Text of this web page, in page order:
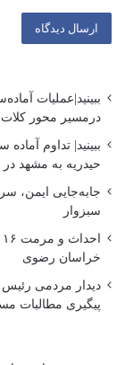
ببینید|عملیات
درمسیر محور
ببینید| تداوم
حیدریه به مشهد در
جابه‌جایی ایمن،
سبزوار
خراسان رضوی
دیدار مردمی
پیگیری مطالبات